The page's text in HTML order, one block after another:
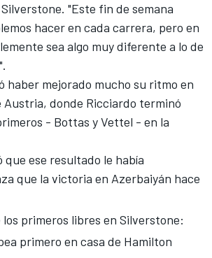
"Este fin de semana
hacer en cada carrera, pero en
sea algo muy diferente a lo de
haber mejorado mucho su ritmo en
Austria, donde Ricciardo terminó
- Bottas y Vettel - en la
que ese resultado le había
que la victoria en Azerbaiyán hace
los primeros libres en Silverstone:
primero en casa de Hamilton